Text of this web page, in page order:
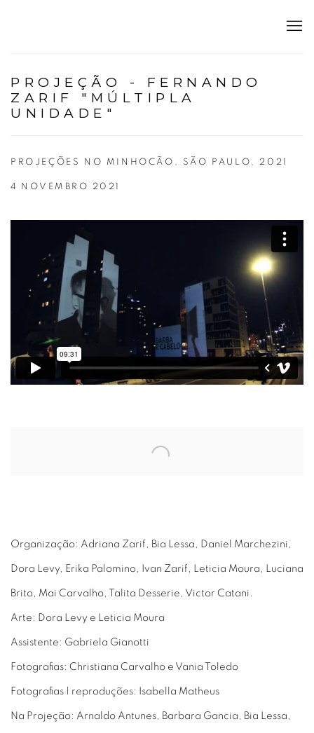
PROJEÇÃO - FERNANDO
ZARIF "MÚLTIPLA
UNIDADE"
PROJEÇÕES NO MINHOCÃO, SÃO PAULO, 2021
4 NOVEMBRO 2021
Organização: Adriana Zarif, Bia Lessa, Daniel Marchezini,
Dora Levy, Erika Palomino, Ivan Zarif, Leticia Moura, Luciana
Brito, Mai Carvalho, Talita Desserie, Victor Catani.
Arte: Dora Levy e Leticia Moura
Assistente: Gabriela Gianotti
Fotografias: Christiana Carvalho e Vania Toledo
Fotografias | reproduções: Isabella Matheus
Na Projeção: Arnaldo Antunes, Barbara Gancia, Bia Lessa,